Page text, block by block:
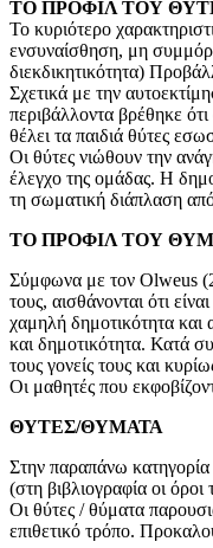
ΤΟ ΠΡΟΦΙΛ ΤΟΥ
To κυριότερο
ενσυναίσθηση, μη
διεκδικητικότητα)
Σχετικά με την
περιβάλλοντα βρέθηκε
θέλει τα παιδιά θύτες
Οι θύτες νιώθουν την
έλεγχο της ομάδας. Η
τη σωματική διάπλαση
ΤΟ ΠΡΟΦΙΛ ΤΟΥ
Σύμφωνα με τον Olweus
τους, αισθάνονται ότι
χαμηλή δημοτικότητα και
και δημοτικότητα. Κατά
τους γονείς τους και
Οι μαθητές που
ΘΥΤΕΣ/ΘΥΜΑΤΑ
Στην παραπάνω
(στη βιβλιογραφία οι
Οι θύτες / θύματα
επιθετικό τρόπο.